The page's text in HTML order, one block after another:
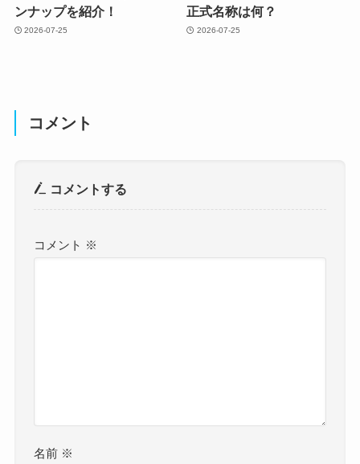
ンナップを紹介！
2026-07-25
正式名称は何？
2026-07-25
コメント
コメントする
コメント ※
名前 ※